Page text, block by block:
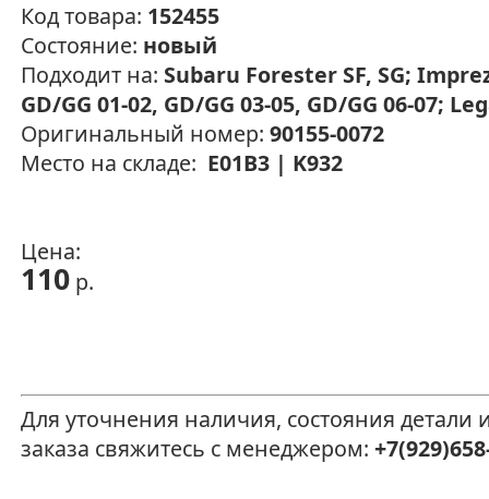
Код товара: 152455
Состояние: новый
Подходит на: Subaru Forester SF, SG;
GD/GG 01-02, GD/GG 03-05, GD/GG 06-07;
Оригинальный номер: 90155-0072
Место на складе: E01B3 | K932
Цена:
110 р.
Для уточнения наличия, состояния
заказа свяжитесь с менеджером: